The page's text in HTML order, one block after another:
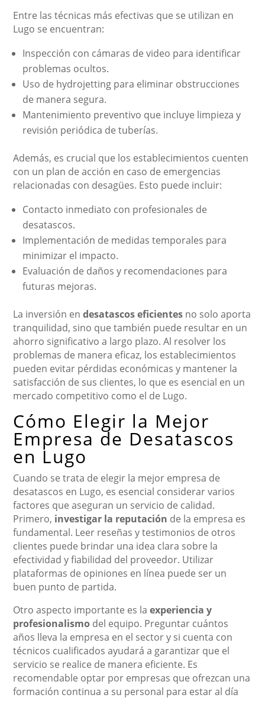
Entre las técnicas más efectivas que se utilizan en
Lugo se encuentran:
Inspección con cámaras de video para identificar
problemas ocultos.
Uso de hydrojetting para eliminar obstrucciones
de manera segura.
Mantenimiento preventivo que incluye limpieza y
revisión periódica de tuberías.
Además, es crucial que los establecimientos cuenten
con un plan de acción en caso de emergencias
relacionadas con desagües. Esto puede incluir:
Contacto inmediato con profesionales de
desatascos.
Implementación de medidas temporales para
minimizar el impacto.
Evaluación de daños y recomendaciones para
futuras mejoras.
La inversión endesatascos eficientes no solo aporta
tranquilidad, sino que también puede resultar en un
ahorro significativo a largo plazo. Al resolver los
problemas de manera eficaz, los establecimientos
pueden evitar pérdidas económicas y mantener la
satisfacción de sus clientes, lo que es esencial en un
mercado competitivo como el de Lugo.
Cómo Elegir la Mejor
Empresa de Desatascos
en Lugo
Cuando se trata de elegir la mejor empresa de
desatascos en Lugo, es esencial considerar varios
factores que aseguran un servicio de calidad.
Primero, investigar la reputación de la empresa es
fundamental. Leer reseñas y testimonios de otros
clientes puede brindar una idea clara sobre la
efectividad y fiabilidad del proveedor. Utilizar
plataformas de opiniones en línea puede ser un
buen punto de partida.
Otro aspecto importante es laexperiencia y
profesionalismo del equipo. Preguntar cuántos
años lleva la empresa en el sector y si cuenta con
técnicos cualificados ayudará a garantizar que el
servicio se realice de manera eficiente. Es
recomendable optar por empresas que ofrezcan una
formación continua a su personal para estar al día